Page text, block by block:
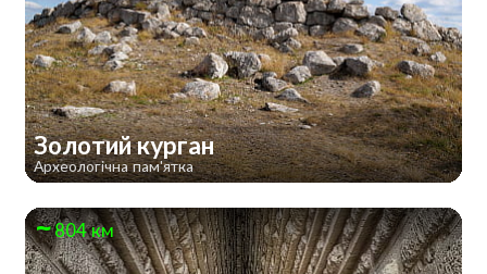
Золотий курган
Археологічна пам'ятка
804 км